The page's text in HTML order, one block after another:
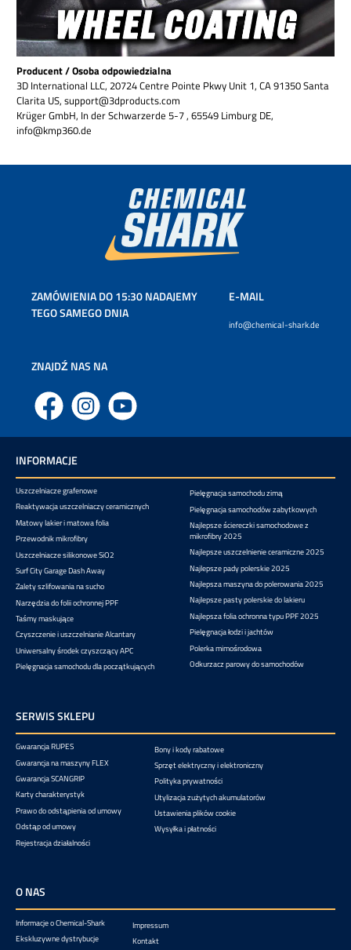
Producent / Osoba odpowiedzialna
3D International LLC, 20724 Centre Pointe Pkwy Unit 1, CA 91350 Santa
Clarita US, support@3dproducts.com
Krüger GmbH, In der Schwarzerde 5-7 , 65549 Limburg DE,
info@kmp360.de
ZAMÓWIENIA DO 15:30 NADAJEMY
TEGO SAMEGO DNIA
E-MAIL
info@chemical-shark.de
ZNAJDŹ NAS NA
Facebook Instagram YouTube
INFORMACJE
Uszczelniacze grafenowe
Reaktywacja uszczelniaczy ceramicznych
Matowy lakier i matowa folia
Przewodnik mikrofibry
Uszczelniacze silikonowe SiO2
Surf City Garage Dash Away
Zalety szlifowania na sucho
Narzędzia do folii ochronnej PPF
Taśmy maskujące
Czyszczenie i uszczelnianie Alcantary
Uniwersalny środek czyszczący APC
Pielęgnacja samochodu dla początkujących
Pielęgnacja samochodu zimą
Pielęgnacja samochodów zabytkowych
Najlepsze ściereczki samochodowe z
mikrofibry 2025
Najlepsze uszczelnienie ceramiczne 2025
Najlepsze pady polerskie 2025
Najlepsza maszyna do polerowania 2025
Najlepsze pasty polerskie do lakieru
Najlepsza folia ochronna typu PPF 2025
Pielęgnacja łodzi i jachtów
Polerka mimośrodowa
Odkurzacz parowy do samochodów
SERWIS SKLEPU
Gwarancja RUPES
Gwarancja na maszyny FLEX
Gwarancja SCANGRIP
Karty charakterystyk
Prawo do odstąpienia od umowy
Odstąp od umowy
Rejestracja działalności
Bony i kody rabatowe
Sprzęt elektryczny i elektroniczny
Polityka prywatności
Utylizacja zużytych akumulatorów
Ustawienia plików cookie
Wysyłka i płatności
O NAS
Informacje o Chemical-Shark
Ekskluzywne dystrybucje
Impressum
Kontakt